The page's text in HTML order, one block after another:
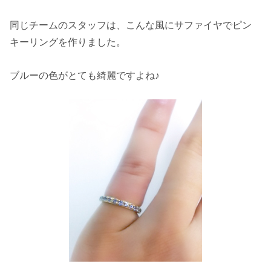
同じチームのスタッフは、こんな風にサファイヤでピン
キーリングを作りました。
ブルーの色がとても綺麗ですよね♪